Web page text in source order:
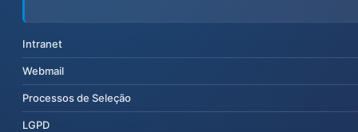
Intranet
Webmail
Processos de Seleção
LGPD